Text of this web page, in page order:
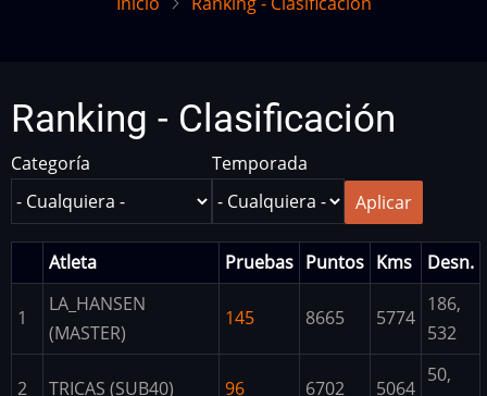
Ranking - Clasificación
Categoría Temporada
Atleta Pruebas Puntos Kms Desn.
1
LA_HANSEN
(MASTER)
145 8665 5774
186,
532
2 TRICAS (SUB40) 96 6702 5064
50,